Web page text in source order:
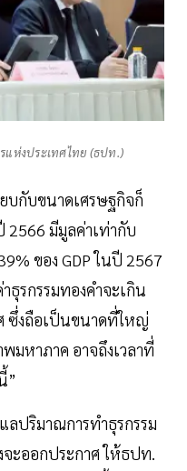
แห่งประเทศไทย (ธปท.)
บกับขนาดเศรษฐกิจก็
2566 มีมูลค่าเท่ากับ
ของ GDP ในปี 2567
ธุรกรรมทองคำจะเกิน
ซึ่งถือเป็นขนาดที่ใหญ่
มหาภาค อาจถึงเวลาที่
”
ลปริมาณการทำธุรกรรม
ะออกประกาศ ให้ธปท.